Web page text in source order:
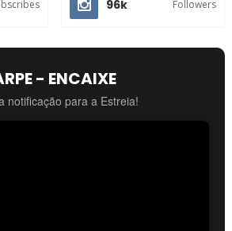
96k Followers
- ENCAIXE
notificação para a Estreia!